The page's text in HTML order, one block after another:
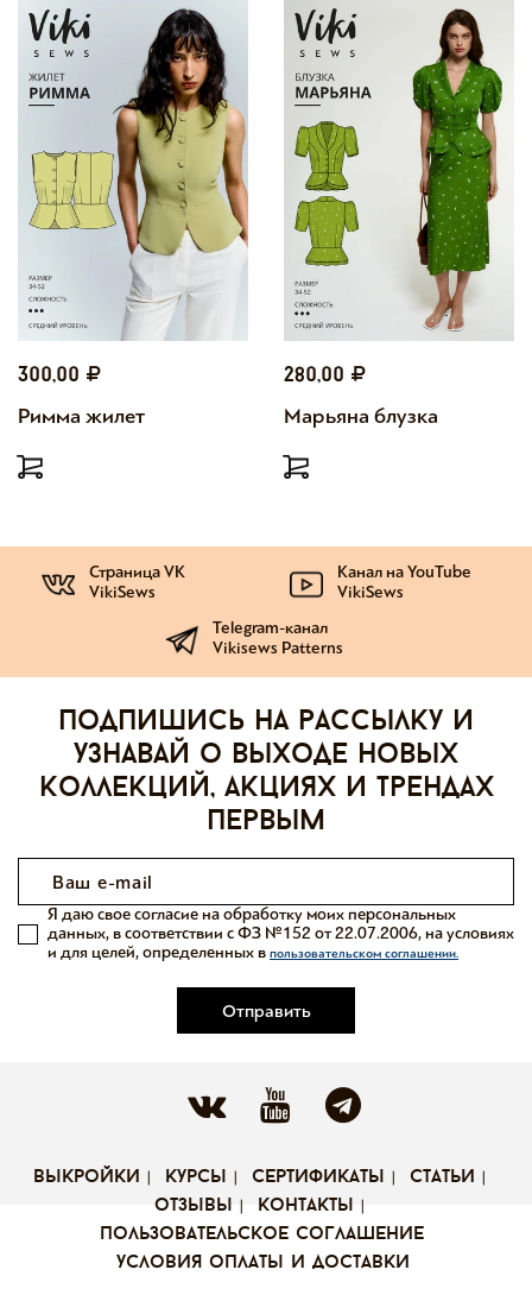
300,00
Римма жилет
280,00
Марьяна блузка
Страница VK
VikiSews
Канал на YouTube
VikiSews
Telegram-канал
Vikisews Patterns
Подпишись на рассылку и
узнавай о выходе новых
коллекций, акциях и трендах
первым
Отправить
Я даю свое согласие на обработку моих персональных
данных, в соответствии с ФЗ №152 от 22.07.2006, на условиях
и для целей, определенных в пользовательском соглашении.
выкройки курсы сертификаты
статьи
отзывы
контакты
пользовательское соглашение
условия оплаты и доставки